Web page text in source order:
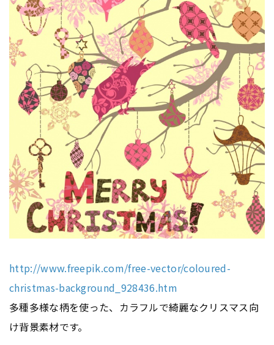
http://www.freepik.com/free-vector/coloured-
christmas-background_928436.htm
多種多様な柄を使った、カラフルで綺麗なクリスマス向
け背景素材です。